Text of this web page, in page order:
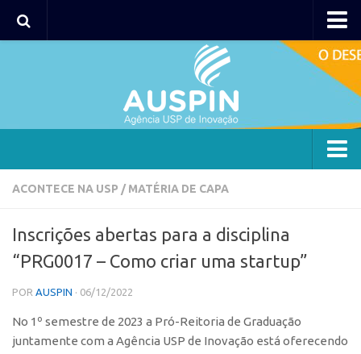
Agência
Coordenação
Polos
Polo Capital
Polo Lorena
Polo Ribeirão Preto
ACONTECE NA USP / MATÉRIA DE CAPA
Inscrições abertas para a disciplina
“PRG0017 – Como criar uma startup”
POR AUSPIN · 06/12/2022
No 1º semestre de 2023 a Pró-Reitoria de Graduação
juntamente com a Agência USP de Inovação está oferecendo